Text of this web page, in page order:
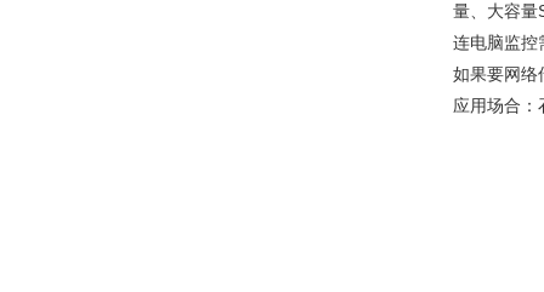
量、大容量
连电脑监控
如果要网络
应用场合：